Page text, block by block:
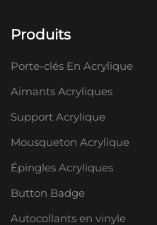
Produits
Porte-clés En Acrylique
Aimants Acryliques
Support Acrylique
Mousqueton Acrylique
Épingles Acryliques
Button Badge
Autocollants en vinyle